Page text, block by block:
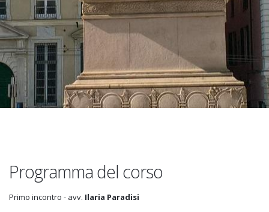
Programma del corso
Primo incontro - avv. Ilaria Paradisi